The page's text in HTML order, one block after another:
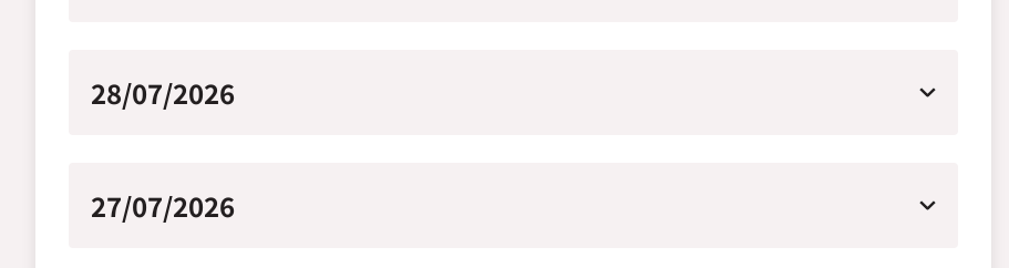
28/07/2026
27/07/2026